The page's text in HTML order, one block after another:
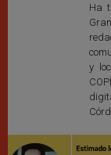
Ha
y